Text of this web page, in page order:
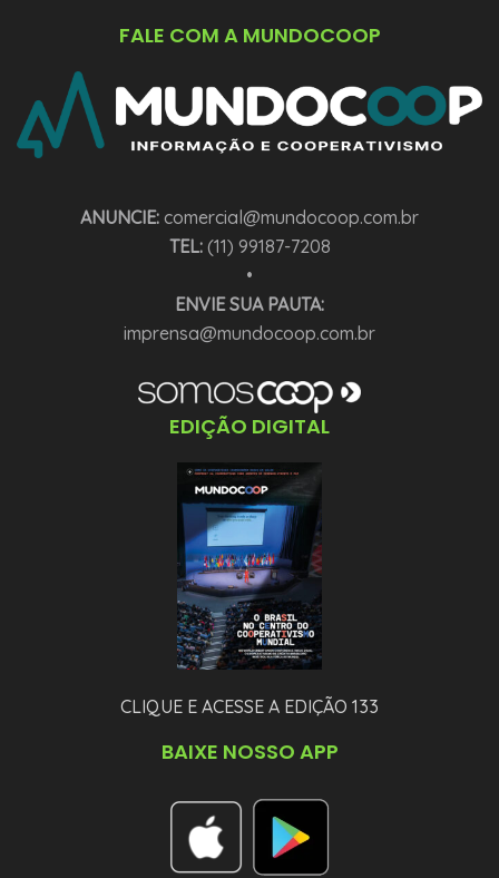
FALE COM A MUNDOCOOP
ANUNCIE: comercial@mundocoop.com.br
TEL:(11) 99187-7208
•
ENVIE SUA PAUTA:
imprensa@mundocoop.com.br
EDIÇÃO DIGITAL
CLIQUE E ACESSE A EDIÇÃO 133
BAIXE NOSSO APP